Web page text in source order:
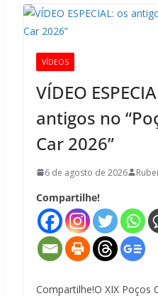
VÍDEOS
VÍDEO
antigos no
Car 2026”
6 de agosto de 2026
Compartilhe!
Compartilhe!O XIX Poços